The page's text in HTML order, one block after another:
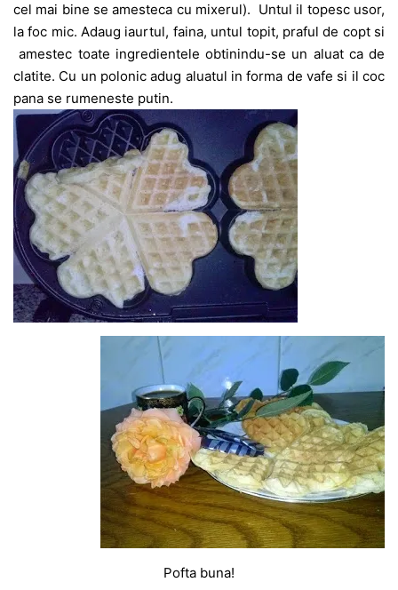
cel mai bine se amesteca cu mixerul). Untul il topesc usor,
la foc mic. Adaug iaurtul, faina, untul topit, praful de copt si
amestec toate ingredientele obtinindu-se un aluat ca de
clatite. Cu un polonic adug aluatul in forma de vafe si il coc
pana se rumeneste putin.
Pofta buna!